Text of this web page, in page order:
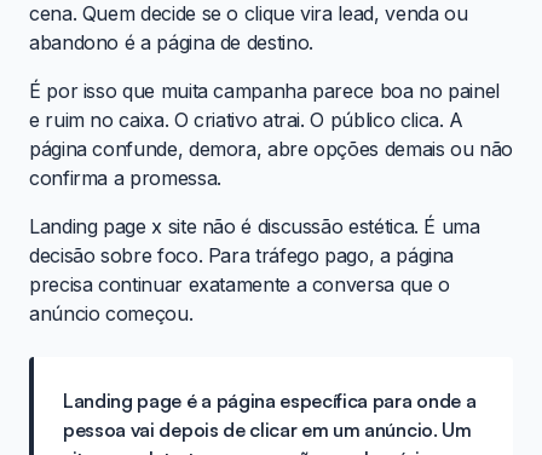
cena. Quem decide se o clique vira lead, venda ou
abandono é a página de destino.
É por isso que muita campanha parece boa no painel
e ruim no caixa. O criativo atrai. O público clica. A
página confunde, demora, abre opções demais ou não
confirma a promessa.
Landing page x site não é discussão estética. É uma
decisão sobre foco. Para tráfego pago, a página
precisa continuar exatamente a conversa que o
anúncio começou.
Landing page é a página específica para onde a
pessoa vai depois de clicar em um anúncio. Um